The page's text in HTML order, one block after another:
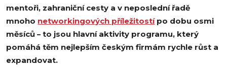
mentoři, zahraniční cesty a v neposlední řadě
mnoho networkingových příležitostípo dobu osmi
měsíců – to jsou hlavní aktivity programu, který
pomáhá těm nejlepším českým firmám rychle růst a
expandovat.